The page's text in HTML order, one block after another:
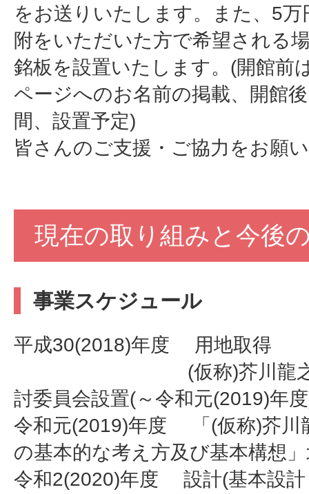
をお送りいたします。また、5万
附をいただいた方で希望される
銘板を設置いたします。(開館前
ページへのお名前の掲載、開館
間、設置予定)
皆さんのご支援・ご協力をお願
現在の取り組みと今後
事業スケジュール
平成30(2018)年度 用地取得
(仮称)芥川龍之介
討委員会設置(～令和元(2019)年
令和元(2019)年度 「(仮称)芥川
の基本的な考え方及び基本構想
令和2(2020)年度 設計(基本設計